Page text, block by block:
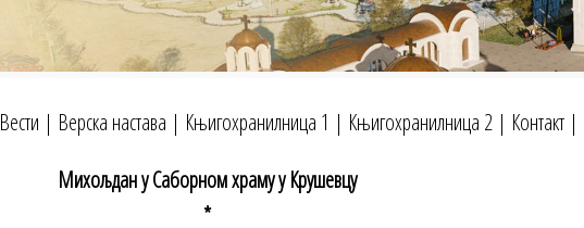
Вести | Верска настава | Књигохранилница 1 | Књигохранилница 2| Контакт|
Михољдан у Саборном храму у Крушевцу
*